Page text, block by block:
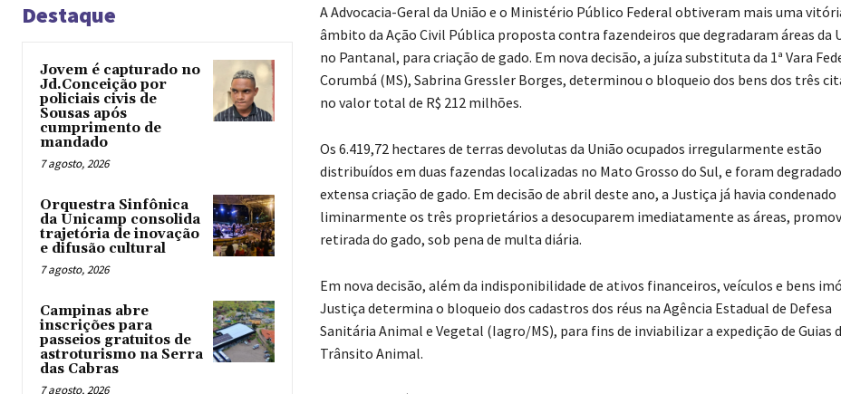
Destaque
Jovem é capturado no
Jd.Conceição por
policiais civis de
Sousas após
cumprimento de
mandado
7 agosto, 2026
Orquestra Sinfônica
da Unicamp consolida
trajetória de inovação
e difusão cultural
7 agosto, 2026
Campinas abre
inscrições para
passeios gratuitos de
astroturismo na Serra
das Cabras
7 agosto, 2026
A Advocacia-Geral da União e o Ministério Público Federal obtiveram mais uma
âmbito da Ação Civil Pública proposta contra fazendeiros que degradaram áreas da
no Pantanal, para criação de gado. Em nova decisão, a juíza substituta da 1ª Vara
Corumbá (MS), Sabrina Gressler Borges, determinou o bloqueio dos bens dos três
no valor total de R$ 212 milhões.
Os 6.419,72 hectares de terras devolutas da União ocupados irregularmente estão
distribuídos em duas fazendas localizadas no Mato Grosso do Sul, e foram
extensa criação de gado. Em decisão de abril deste ano, a Justiça já havia condenado
liminarmente os três proprietários a desocuparem imediatamente as áreas,
retirada do gado, sob pena de multa diária.
Em nova decisão, além da indisponibilidade de ativos financeiros, veículos e bens
Justiça determina o bloqueio dos cadastros dos réus na Agência Estadual de Defesa
Sanitária Animal e Vegetal (Iagro/MS), para fins de inviabilizar a expedição de Guias
Trânsito Animal.